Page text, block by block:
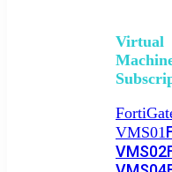
Virtual
VMS01
VMS02